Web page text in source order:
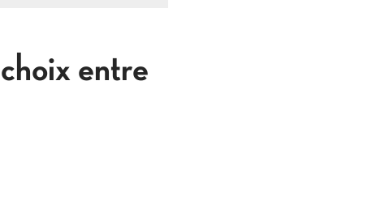
entre